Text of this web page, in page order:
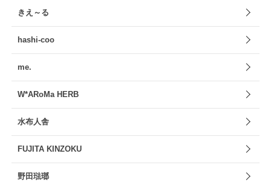
きえ～る
hashi-coo
me.
W*ARoMa HERB
水布人舎
FUJITA KINZOKU
野田琺瑯